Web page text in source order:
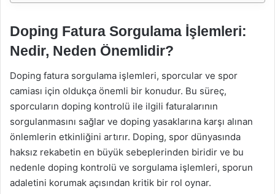
Doping Fatura Sorgulama İşlemleri:
Nedir, Neden Önemlidir?
Doping fatura sorgulama işlemleri, sporcular ve spor
camiası için oldukça önemli bir konudur. Bu süreç,
sporcuların doping kontrolü ile ilgili faturalarının
sorgulanmasını sağlar ve doping yasaklarına karşı alınan
önlemlerin etkinliğini artırır. Doping, spor dünyasında
haksız rekabetin en büyük sebeplerinden biridir ve bu
nedenle doping kontrolü ve sorgulama işlemleri, sporun
adaletini korumak açısından kritik bir rol oynar.